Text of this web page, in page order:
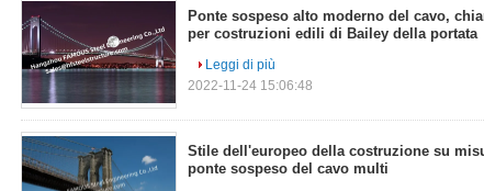
Ponte sospeso alto moderno del cavo,
per costruzioni edili di Bailey della portata
Leggi di più
2022-11-24 15:06:48
Stile dell'europeo della costruzione su
ponte sospeso del cavo multi